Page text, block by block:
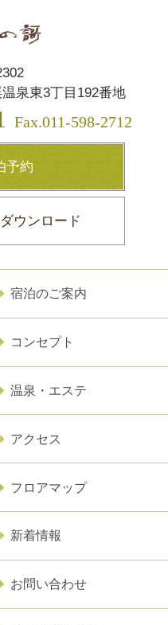
泉東3丁目192番地
Fax.011-598-2712
予約
ウンロード
宿泊のご案内
コンセプト
温泉・エステ
アクセス
フロアマップ
新着情報
お問い合わせ